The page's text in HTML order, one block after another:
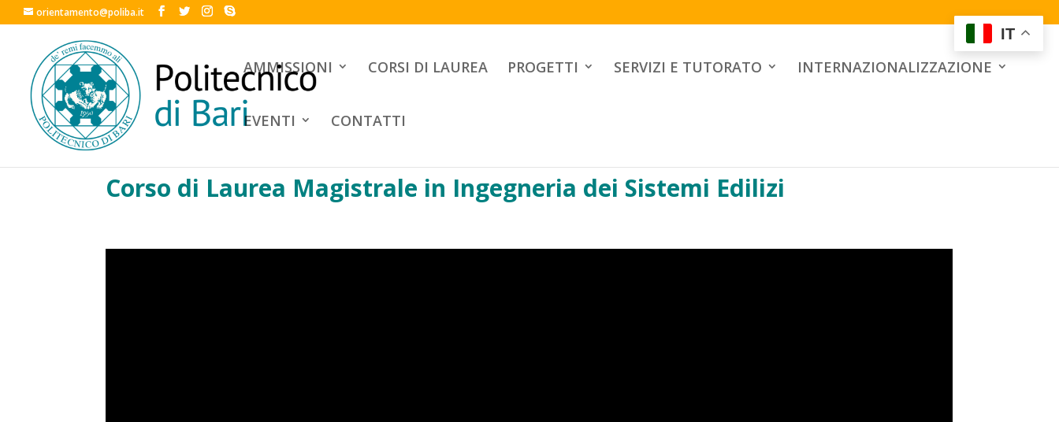
orientamento@poliba.it
AMMISSIONI CORSI DI LAUREA PROGETTI SERVIZI E TUTORATO INTERNAZIONALIZZAZIONE
EVENTI CONTATTI
Corso di Laurea Magistrale in Ingegneria dei Sistemi Edilizi
IT